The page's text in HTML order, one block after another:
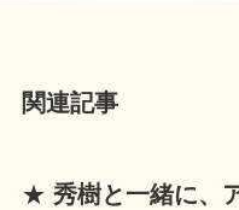
関連記事
★ 秀樹と一緒に、